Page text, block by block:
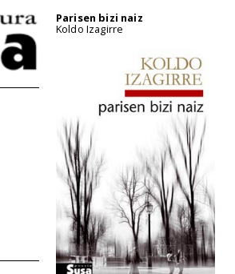
Parisen bizi naiz
Koldo Izagirre